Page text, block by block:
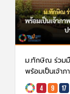
ม.ทักษิณ ร่วมมื
พร้อมเป็นเจ้าภ